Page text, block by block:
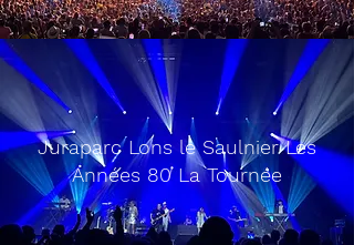
Arena de Reims IGGY POP
Juraparc Lons le Saulnier Les
Années 80 La Tournée